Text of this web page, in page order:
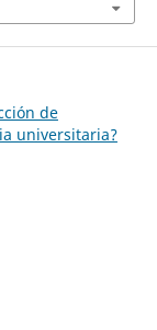
de
universitaria?